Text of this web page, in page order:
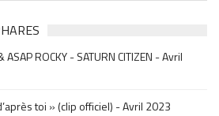
ASAP ROCKY - SATURN CITIZEN - Avril
toi » (clip officiel) - Avril 2023